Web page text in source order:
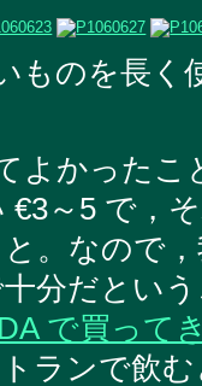
ものを長く
よかったこ
～5 で，
。なので
分だとい
で買って
ランで飲